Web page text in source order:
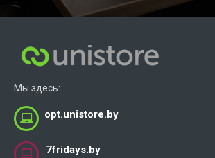
Мы здесь:
opt.unistore.by
7fridays.by